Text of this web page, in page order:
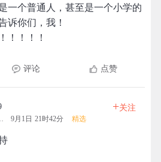
一个普通人，甚至是一个小学的
诉你们，我！
！！！！
评论 点赞
fighting 9月1日 21时42分 精选
+关注